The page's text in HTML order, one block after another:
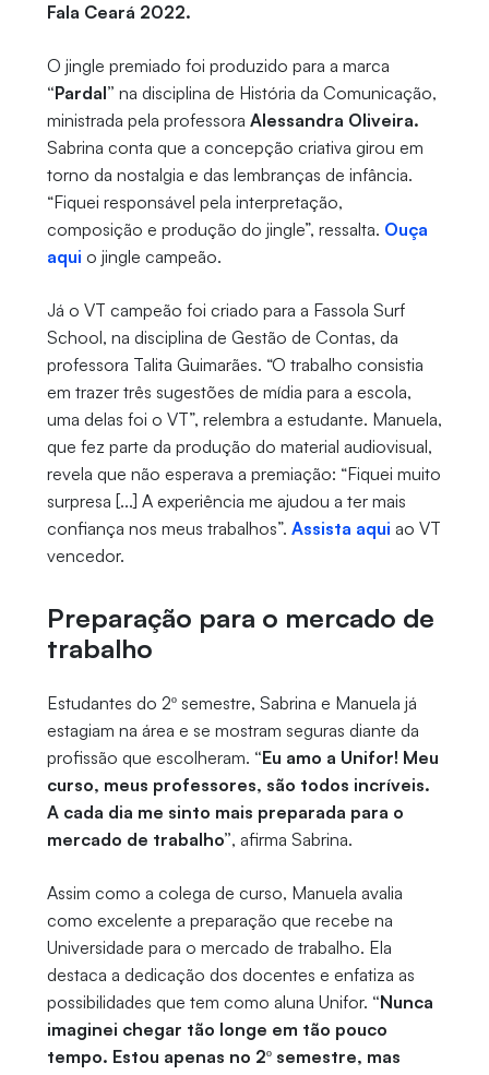
Fala Ceará 2022.
O jingle premiado foi produzido para a marca
“Pardal” na disciplina de História da Comunicação,
ministrada pela professora Alessandra Oliveira.
Sabrina conta que a concepção criativa girou em
torno da nostalgia e das lembranças de infância.
“Fiquei responsável pela interpretação,
composição e produção do jingle”, ressalta. Ouça
aqui o jingle campeão.
Já o VT campeão foi criado para a Fassola Surf
School, na disciplina de Gestão de Contas, da
professora Talita Guimarães. “O trabalho consistia
em trazer três sugestões de mídia para a escola,
uma delas foi o VT”, relembra a estudante. Manuela,
que fez parte da produção do material audiovisual,
revela que não esperava a premiação: “Fiquei muito
surpresa [...] A experiência me ajudou a ter mais
confiança nos meus trabalhos”. Assista aqui ao VT
vencedor.
Preparação para o mercado de
trabalho
Estudantes do 2º semestre, Sabrina e Manuela já
estagiam na área e se mostram seguras diante da
profissão que escolheram. “Eu amo a Unifor! Meu
curso, meus professores, são todos incríveis.
A cada dia me sinto mais preparada para o
mercado de trabalho”, afirma Sabrina.
Assim como a colega de curso, Manuela avalia
como excelente a preparação que recebe na
Universidade para o mercado de trabalho. Ela
destaca a dedicação dos docentes e enfatiza as
possibilidades que tem como aluna Unifor. “Nunca
imaginei chegar tão longe em tão pouco
tempo. Estou apenas no 2º semestre, mas